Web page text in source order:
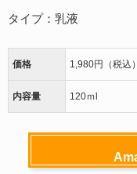
タイプ：乳液
価格 1,980円（税込）
内容量 120ｍl